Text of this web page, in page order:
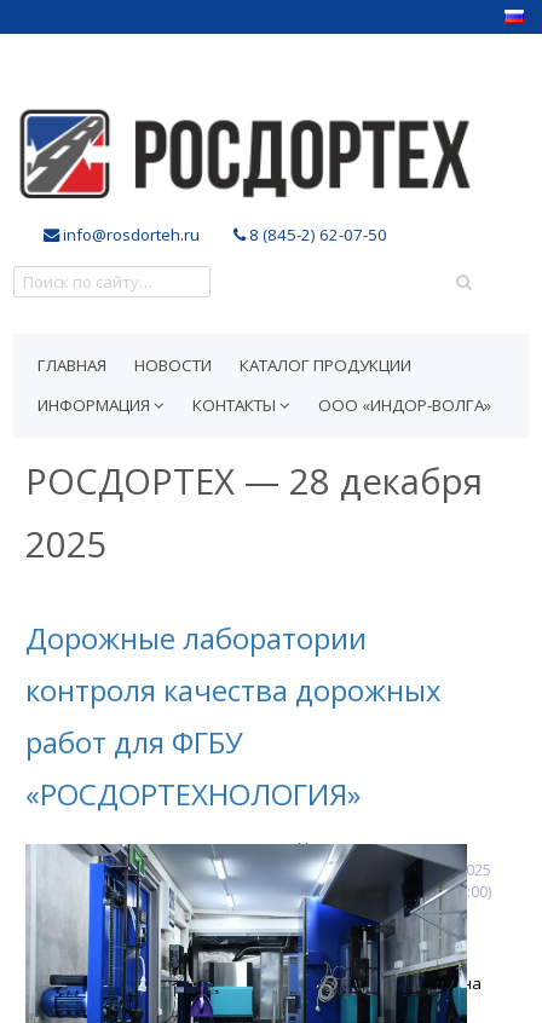
info@rosdorteh.ru 8 (845-2) 62-07-50
ГЛАВНАЯ НОВОСТИ
КАТАЛОГ ПРОДУКЦИИ
ИНФОРМАЦИЯ
КОНТАКТЫ ООО «ИНДОР-ВОЛГА»
РОСДОРТЕХ — 28 декабря
2025
Дорожные лаборатории
контроля качества дорожных
работ для ФГБУ
«РОСДОРТЕХНОЛОГИЯ»
Новости
декабря2025
(00:00:00)
Успешно осуществлена
отгрузка двух